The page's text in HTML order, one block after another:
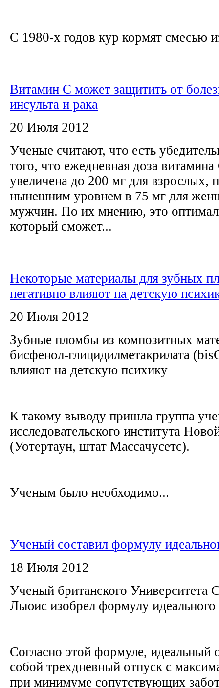
С 1980-х годов кур кормят смесью
Витамин С может защитить от
инсульта и рака
20 Июля 2012
Ученые считают, что есть
того, что ежедневная доза
увеличена до 200 мг для взрослых,
нынешним уровнем в 75 мг для
мужчин. По их мнению, это
который сможет...
Некоторые материалы для зубных
негативно влияют на детскую
20 Июля 2012
Зубные пломбы из композитных
бисфенол-глицидилметакрилата
влияют на детскую психику
К такому выводу пришла группа
исследовательского института
(Уотертаун, штат Массачусетс).
Ученым было необходимо...
Ученый составил формулу
18 Июля 2012
Ученый британского Университета
Льюис изобрел формулу
Согласно этой формуле, идеальный
собой трехдневный отпуск с
при минимуме сопутствующих